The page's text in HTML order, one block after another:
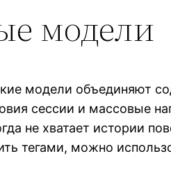
модели
модели объединяют
сессии и массовые
не хватает истории
тегами, можно